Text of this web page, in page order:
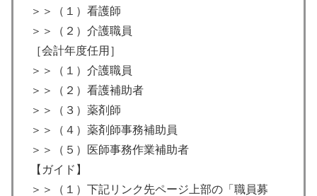
＞＞（１）看護師
＞＞（２）介護職員
［会計年度任用］
＞＞（１）介護職員
＞＞（２）看護補助者
＞＞（３）薬剤師
＞＞（４）薬剤師事務補助員
＞＞（５）医師事務作業補助者
【ガイド】
＞＞（１）下記リンク先ページ上部の「職員募